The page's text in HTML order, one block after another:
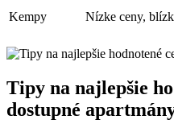
Kempy
Nízke ceny,
Tipy na najlepšie
dostupné